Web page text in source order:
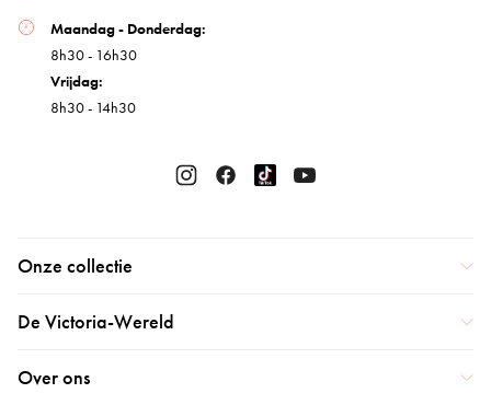
Maandag - Donderdag:
8h30 - 16h30
Vrijdag:
8h30 - 14h30
Onze collectie
De Victoria-Wereld
Over ons